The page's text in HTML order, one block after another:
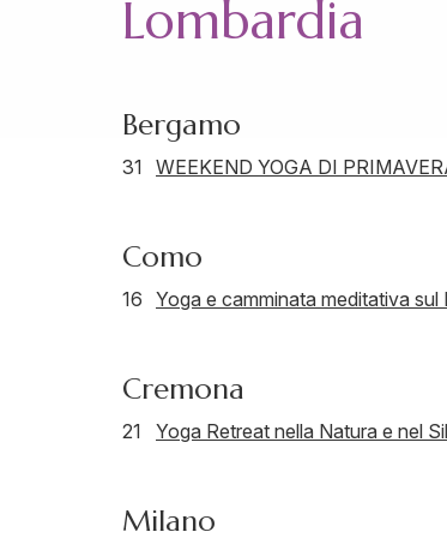
Lombardia
Bergamo
31 WEEKEND YOGA DI
Como
16 Yoga e camminata meditativa
Cremona
21 Yoga Retreat nella Natura e nel
Milano